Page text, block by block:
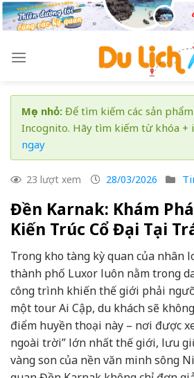
Skip
to
Mẹo nhỏ: Để tìm kiếm các sản
Incognito. Hãy tìm kiếm từ khóa +
ngay
23 lượt xem 28/03/2026
Đền Karnak: Khám
Kiến Trúc Cổ Đại Tại
Trong kho tàng kỳ quan của nhân
thành phố Luxor luôn nằm trong
công trình khiến thế giới phải
một tour Ai Cập, du khách sẽ
điểm huyền thoại này – nơi được
ngoài trời” lớn nhất thế giới, lưu
vàng son của nền văn minh sông